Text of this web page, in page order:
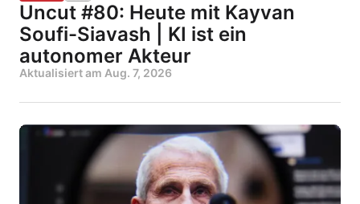
Uncut #80: Heute mit Kayvan
Soufi-Siavash | KI ist ein
autonomer Akteur
Aktualisiert am Aug. 7, 2026